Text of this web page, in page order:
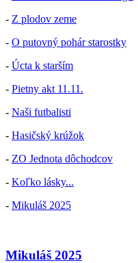
- Z plodov zeme
- O putovný pohár starostky
- Úcta k starším
- Pietny akt 11.11.
- Naši futbalisti
- Hasičský krúžok
- ZO Jednota dôchodcov
- Koľko lásky...
- Mikuláš 2025
Mikuláš 2025